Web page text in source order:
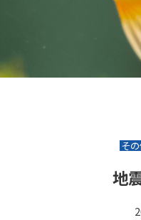
そ
地